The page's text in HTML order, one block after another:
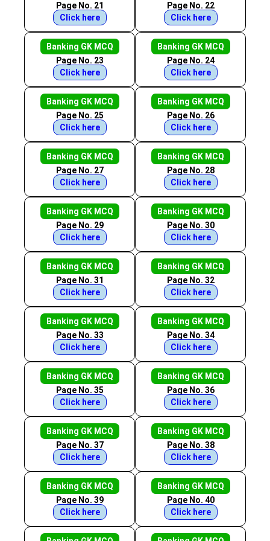
Page No. 21
Click here
Page No. 22
Click here
Banking GK MCQ
Page No. 23
Click here
Banking GK MCQ
Page No. 24
Click here
Banking GK MCQ
Page No. 25
Click here
Banking GK MCQ
Page No. 26
Click here
Banking GK MCQ
Page No. 27
Click here
Banking GK MCQ
Page No. 28
Click here
Banking GK MCQ
Page No. 29
Click here
Banking GK MCQ
Page No. 30
Click here
Banking GK MCQ
Page No. 31
Click here
Banking GK MCQ
Page No. 32
Click here
Banking GK MCQ
Page No. 33
Click here
Banking GK MCQ
Page No. 34
Click here
Banking GK MCQ
Page No. 35
Click here
Banking GK MCQ
Page No. 36
Click here
Banking GK MCQ
Page No. 37
Click here
Banking GK MCQ
Page No. 38
Click here
Banking GK MCQ
Page No. 39
Click here
Banking GK MCQ
Page No. 40
Click here